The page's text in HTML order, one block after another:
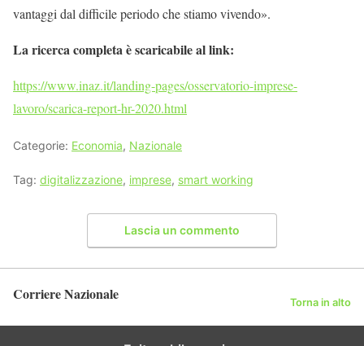
vantaggi dal difficile periodo che stiamo vivendo».
La ricerca completa è scaricabile al link:
https://www.inaz.it/landing-pages/osservatorio-imprese-
lavoro/scarica-report-hr-2020.html
Categorie: Economia, Nazionale
Tag: digitalizzazione, imprese, smart working
Lascia un commento
Corriere Nazionale Torna in alto